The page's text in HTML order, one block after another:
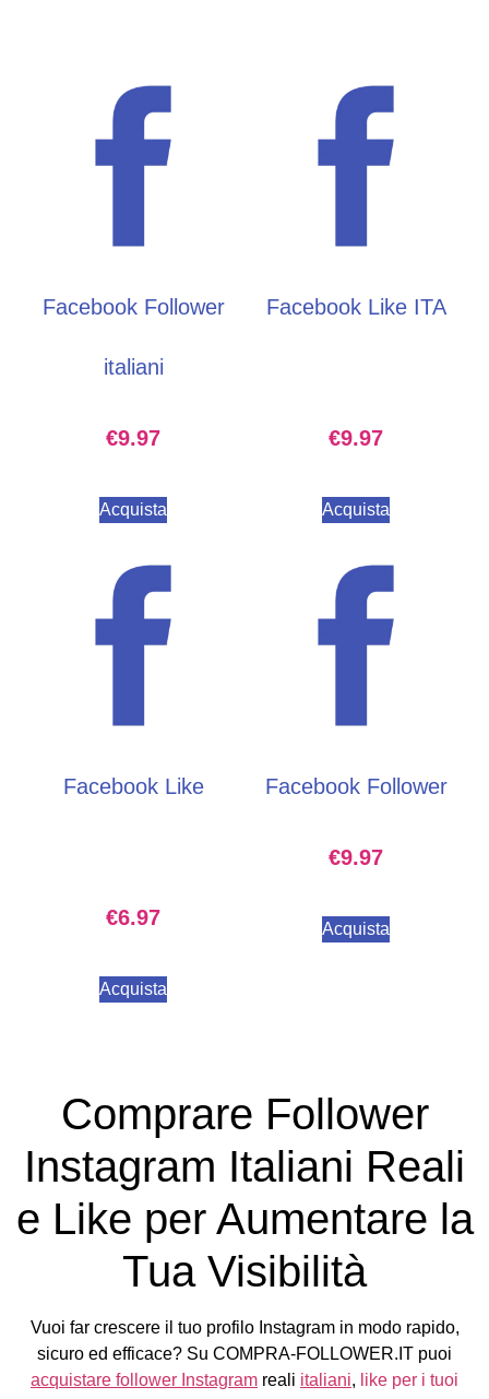
Facebook Follower
italiani
€9.97
Acquista
Facebook Like ITA
€9.97
Acquista
Facebook Like
€6.97
Acquista
Facebook Follower
€9.97
Acquista
Comprare Follower
Instagram Italiani Reali
e Like per Aumentare la
Tua Visibilità
Vuoi far crescere il tuo profilo Instagram in modo rapido,
sicuro ed efficace? Su COMPRA-FOLLOWER.IT puoi
acquistare follower Instagram reali italiani, like per i tuoi